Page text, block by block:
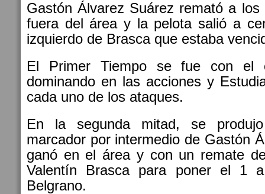
Gastón Álvarez Suárez remató a
fuera del área y la pelota salió a
izquierdo de Brasca que estaba
El Primer Tiempo se fue con el
dominando en las acciones y
cada uno de los ataques.
En la segunda mitad, se
marcador por intermedio de Gastón
ganó en el área y con un remate
Valentín Brasca para poner el 1
Belgrano.